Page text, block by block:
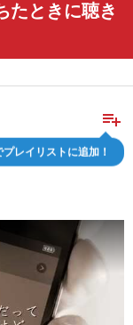
たときに聴き
playlist_add
プレイリストに追加！